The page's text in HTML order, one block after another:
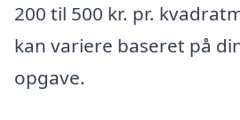
200 til 500 kr. pr.
kan variere baseret på
opgave.